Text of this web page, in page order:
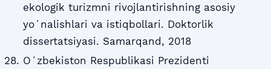
ekologik turizmni rivojlantirishning asosiy
yoʻnalishlari va istiqbollari. Doktorlik
dissertatsiyasi. Samarqand, 2018
Oʻzbekiston Respublikasi Prezidenti